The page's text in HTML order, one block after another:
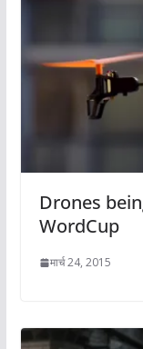
Drones
WordCup
मार्च 24, 2015